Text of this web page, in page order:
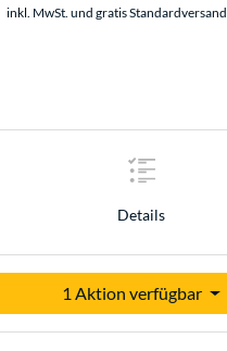
inkl. MwSt. und gratis Standardversand
Details
1 Aktion verfügbar